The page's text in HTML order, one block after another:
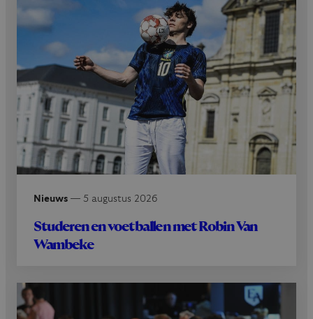
Nieuws —5 augustus 2026
Studeren en voetballen met Robin Van
Wambeke